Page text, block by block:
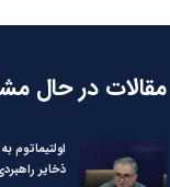
مقالات در حال
اولتیماتوم
ذخایر